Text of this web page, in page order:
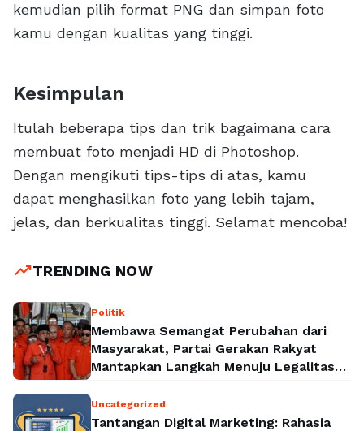
kemudian pilih format PNG dan simpan foto
kamu dengan kualitas yang tinggi.
Kesimpulan
Itulah beberapa tips dan trik bagaimana cara
membuat foto menjadi HD di Photoshop.
Dengan mengikuti tips-tips di atas, kamu
dapat menghasilkan foto yang lebih tajam,
jelas, dan berkualitas tinggi. Selamat mencoba!
trending_upTRENDING NOW
Politik
Membawa Semangat Perubahan dari
Masyarakat, Partai Gerakan Rakyat
Mantapkan Langkah Menuju Legalitas
Uncategorized
Tantangan Digital Marketing: Rahasia